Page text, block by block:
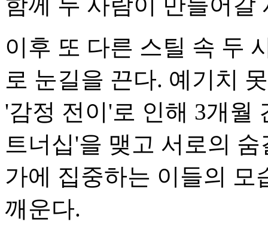
이후 또 다른 스틸 속 두
로 눈길을 끈다. 예기치
'감정 전이'로 인해 3개월
트너십'을 맺고 서로의
가에 집중하는 이들의 모
깨운다.